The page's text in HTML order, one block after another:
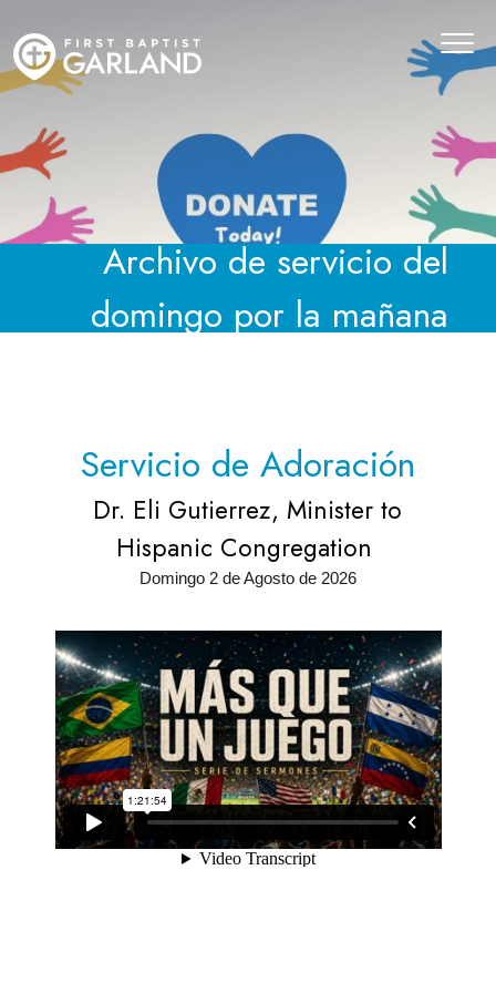
Archivo de servicio del
domingo por la mañana
Servicio de Adoración
Dr. Eli Gutierrez, Minister to
Hispanic Congregation
Domingo 2 de Agosto de 2026